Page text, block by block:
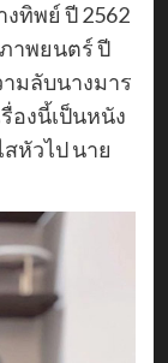
ทิพย์ ปี 2562
าพยนตร์ ปี
ามลับนางมาร
รื่องนี้เป็นหนัง
หัวไป นาย